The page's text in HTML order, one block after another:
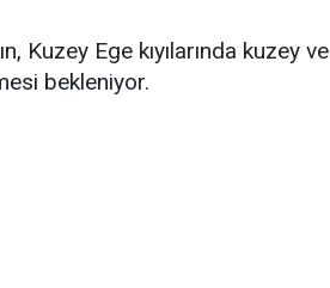
Kuzey Ege kıyılarında kuzey ve
bekleniyor.